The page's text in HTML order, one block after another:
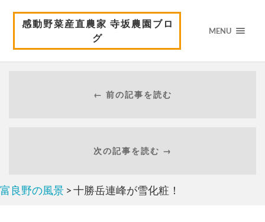
感動野菜産直農家 寺坂農園ブロ
グ
MENU
← 前の記事を読む
次の記事を読む →
富良野の風景 > 十勝岳連峰が雪化粧！